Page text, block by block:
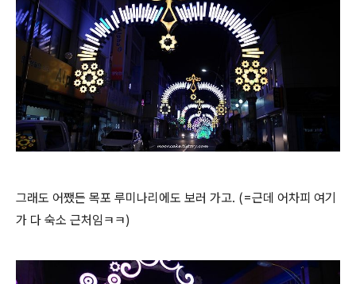
그래도 어쨌든 목포 루미나리에도 보러 가고. (=근데 어차피 여기
가 다 숙소 근처임ㅋㅋ)